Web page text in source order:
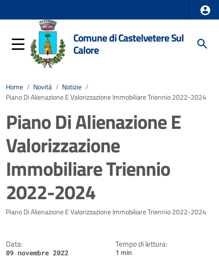
Comune di Castelvetere Sul
Calore
Home / Novità / Notizie /
Piano Di Alienazione E Valorizzazione Immobiliare Triennio 2022-2024
Piano Di Alienazione E
Valorizzazione
Immobiliare Triennio
2022-2024
Dettagli della notizia
Piano Di Alienazione E Valorizzazione Immobiliare Triennio 2022-2024
Data:
09 novembre 2022
Tempo di lettura:
1 min